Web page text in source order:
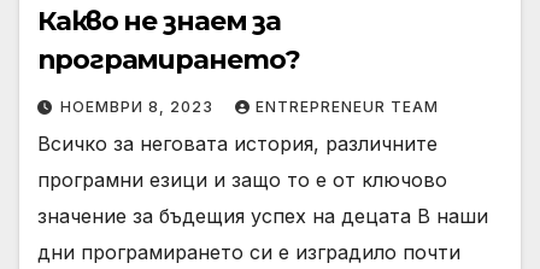
Какво не знаем за
програмирането?
НОЕМВРИ 8, 2023 ENTREPRENEUR TEAM
Всичко за неговата история, различните
програмни езици и защо то е от ключово
значение за бъдещия успех на децата В наши
дни програмирането си е изградило почти